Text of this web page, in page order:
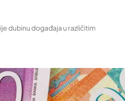
dubinu događaja u različitim